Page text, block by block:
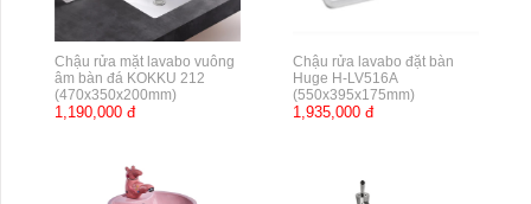
Chậu rửa mặt lavabo vuông
âm bàn đá KOKKU 212
(470x350x200mm)
1,190,000 đ
Chậu rửa lavabo đặt bàn
Huge H-LV516A
(550x395x175mm)
1,935,000 đ